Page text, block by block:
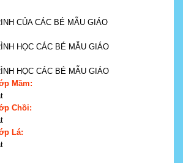
CỦA CÁC BÉ MẪU GIÁO
HỌC CÁC BÉ MẪU GIÁO
HỌC CÁC BÉ MẪU GIÁO
Mầm:
Chồi:
Lá: